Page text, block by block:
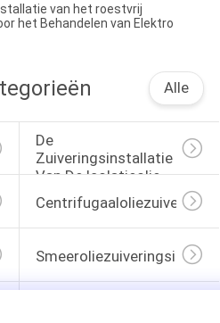
van het roestvrij
het Behandelen van Elektro
Alle
De
Zuiveringsinstallatie
Van De Isolatieolie